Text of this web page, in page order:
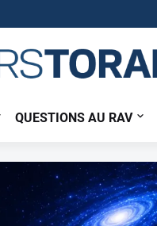
QUESTIONS AU RAV